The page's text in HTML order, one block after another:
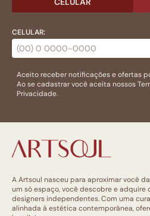
CELULAR:
Aceito receber notificações e ofertas
Ao se cadastrar você aceita nossos
Privacidade.
A Artsoul nasceu para aproximar você
um só espaço, você descobre e adquire
designers independentes. Com uma
alinhada à estética contemporânea,